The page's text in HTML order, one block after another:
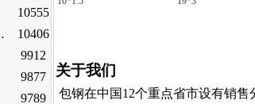
10555
10406
9912
9877
9789
关于我们
包钢在中国12个重点省市设有销